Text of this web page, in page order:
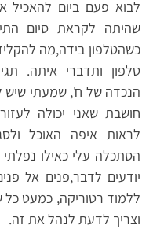
לבוא פעם ביום להאכיל
שהיתה לקראת סיום
כשהטלפון בידה,מה
טלפון ותדברי איתה.
הנכדה של ח', שמעתי שיש
חושבת שאני יכולה
לראות איפה האוכל
הסתכלה עלי כאילו
יודעים לדבר,פנים אל
ללמוד רטוריקה, כמעט כל
וצריך לדעת לנהל את זה.